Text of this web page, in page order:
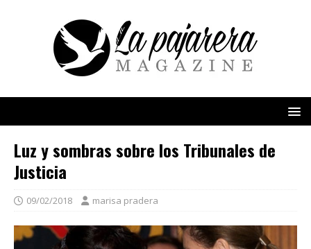
Luz y sombras sobre los Tribunales de
Justicia
09/02/2018 marisa pradera